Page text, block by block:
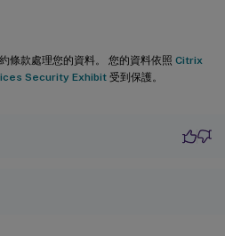
條款處理您的資料。 您的資料依照 Citrix
Security Exhibit 受到保護。